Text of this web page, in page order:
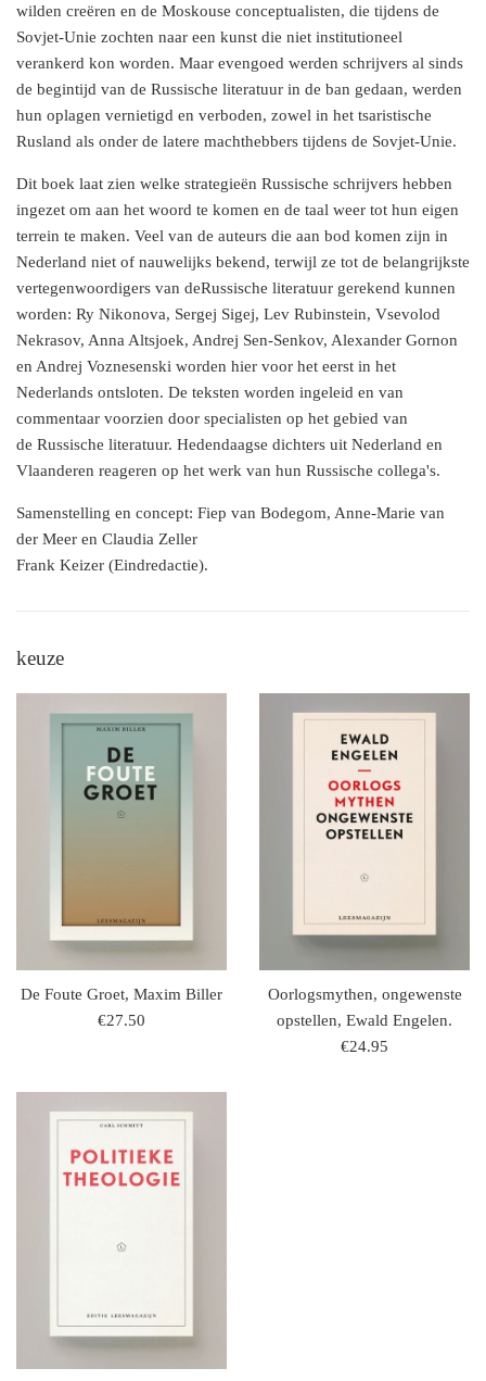
wilden creëren en de Moskouse conceptualisten, die tijdens de
Sovjet-Unie zochten naar een kunst die niet institutioneel
verankerd kon worden. Maar evengoed werden schrijvers al sinds
de begintijd van de Russische literatuur in de ban gedaan, werden
hun oplagen vernietigd en verboden, zowel in het tsaristische
Rusland als onder de latere machthebbers tijdens de Sovjet-Unie.
Dit boek laat zien welke strategieën Russische schrijvers hebben
ingezet om aan het woord te komen en de taal weer tot hun eigen
terrein te maken. Veel van de auteurs die aan bod komen zijn in
Nederland niet of nauwelijks bekend, terwijl ze tot de belangrijkste
vertegenwoordigers van deRussische literatuur gerekend kunnen
worden: Ry Nikonova, Sergej Sigej, Lev Rubinstein, Vsevolod
Nekrasov, Anna Altsjoek, Andrej Sen-Senkov, Alexander Gornon
en Andrej Voznesenski worden hier voor het eerst in het
Nederlands ontsloten. De teksten worden ingeleid en van
commentaar voorzien door specialisten op het gebied van
de Russische literatuur. Hedendaagse dichters uit Nederland en
Vlaanderen reageren op het werk van hun Russische collega's.
Samenstelling en concept: Fiep van Bodegom, Anne-Marie van
der Meer en Claudia Zeller
Frank Keizer (Eindredactie).
keuze
De Foute Groet, Maxim Biller
regulaire
€27.50
Oorlogsmythen, ongewenste
opstellen, Ewald Engelen.
regulaire
€24.95